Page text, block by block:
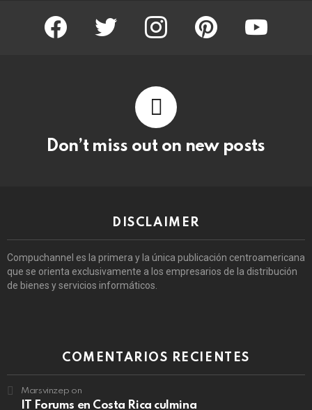
facebook twitter instagram pinterest youtube
Don’t miss out on new posts
DISCLAIMER
Compuchannel es la primera y la única publicación centroamericana
que se orienta exclusivamente a los empresarios de la distribución
de bienes y servicios informáticos.
COMENTARIOS RECIENTES
Marsvinzep on
IT Forums en Costa Rica culmina